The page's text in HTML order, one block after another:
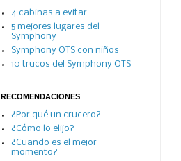
4 cabinas a evitar
5 mejores lugares del
Symphony
Symphony OTS con niños
10 trucos del Symphony OTS
RECOMENDACIONES
¿Por qué un crucero?
¿Cómo lo elijo?
¿Cuando es el mejor
momento?